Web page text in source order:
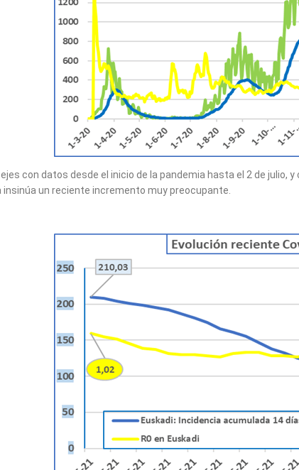
con datos desde el inicio de la pandemia hasta el 2 de
insinúa un reciente incremento muy preocupante.